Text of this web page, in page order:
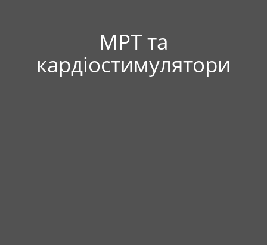
МРТ та
кардіостимулятори